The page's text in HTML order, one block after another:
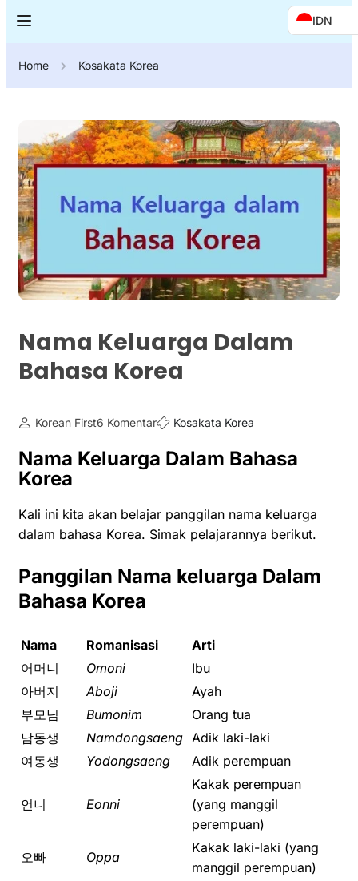
IDN
Home Kosakata Korea
Nama Keluarga Dalam
Bahasa Korea
Korean First6 Komentar Kosakata Korea
Nama Keluarga Dalam Bahasa
Korea
Kali ini kita akan belajar panggilan nama keluarga
dalam bahasa Korea. Simak pelajarannya berikut.
Panggilan Nama keluarga Dalam
Bahasa Korea
Nama Romanisasi
Arti
어머니
Omoni
Ibu
아버지
Aboji
Ayah
부모님
Bumonim
Orang tua
남동생
Namdongsaeng Adik laki-laki
여동생
Yodongsaeng Adik perempuan
언니 Eonni
Kakak perempuan
(yang manggil
perempuan)
오빠 Oppa
Kakak laki-laki (yang
manggil perempuan)